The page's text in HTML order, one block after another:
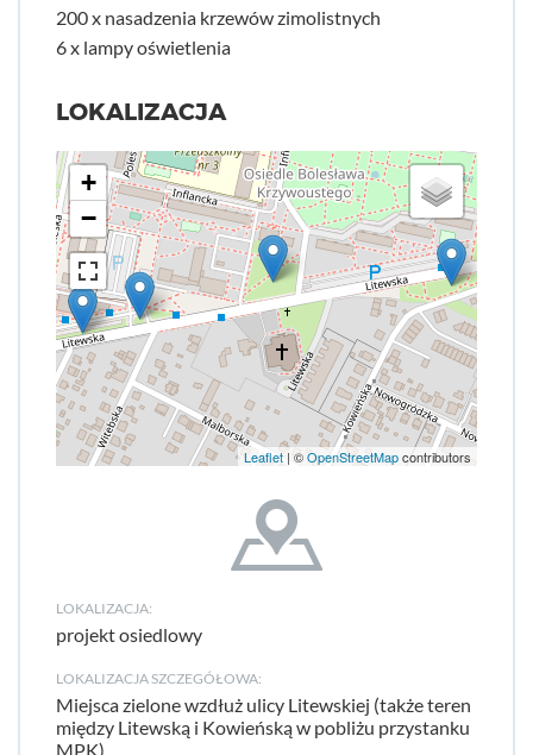
200 x nasadzenia krzewów zimolistnych
6 x lampy oświetlenia
LOKALIZACJA
+
−
Leaflet| ©OpenStreetMapcontributors
LOKALIZACJA:
projekt osiedlowy
LOKALIZACJA SZCZEGÓŁOWA:
Miejsca zielone wzdłuż ulicy Litewskiej (także teren
między Litewską i Kowieńską w pobliżu przystanku
MPK).